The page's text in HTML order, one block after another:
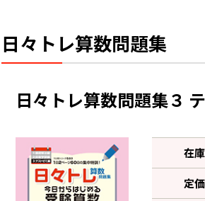
日々トレ算数問題集
日々トレ算数問題集３
在庫
定価